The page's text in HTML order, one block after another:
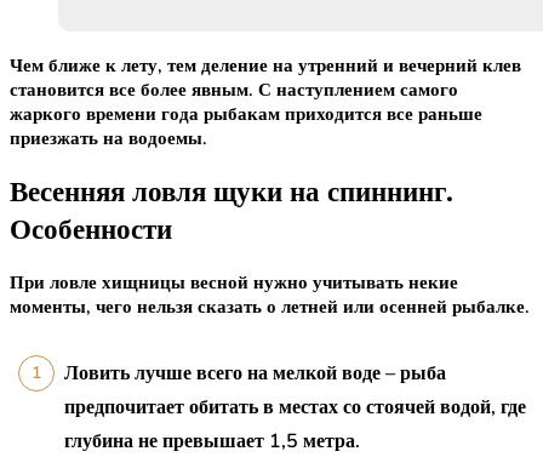
Чем ближе к лету, тем деление на утренний и вечерний клев
становится все более явным. С наступлением самого
жаркого времени года рыбакам приходится все раньше
приезжать на водоемы.
Весенняя ловля щуки на спиннинг.
Особенности
При ловле хищницы весной нужно учитывать некие
моменты, чего нельзя сказать о летней или осенней рыбалке.
Ловить лучше всего на мелкой воде – рыба
предпочитает обитать в местах со стоячей водой, где
глубина не превышает 1,5 метра.